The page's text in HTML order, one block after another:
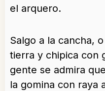
el arquero.
Salgo a la cancha,
tierra y chipica con
gente se admira
la gomina con raya